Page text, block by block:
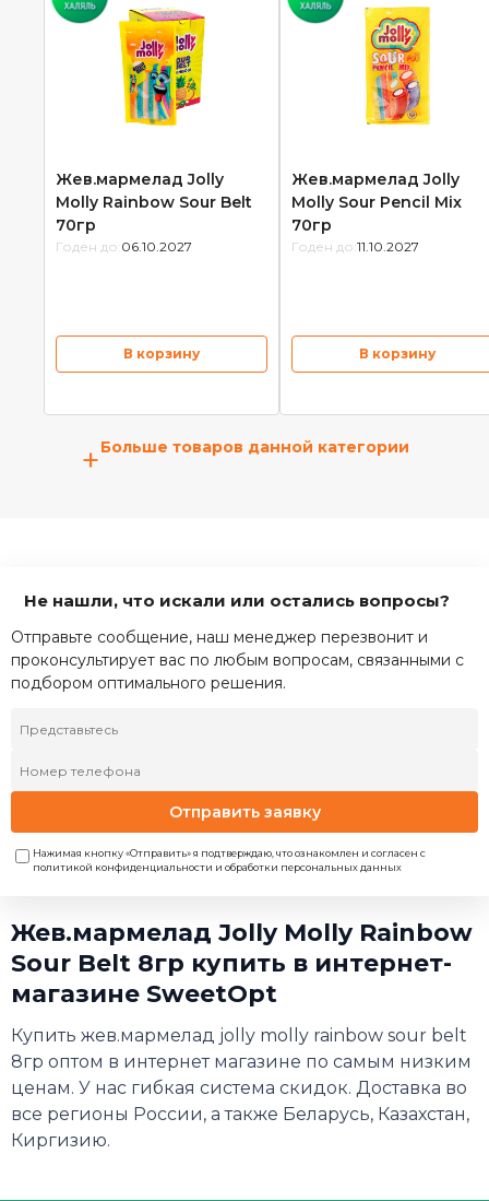
Жев.мармелад Jolly
Molly Rainbow Sour Belt
70гр
Годен до: 06.10.2027
В корзину
Жев.мармелад Jolly
Molly Sour Pencil Mix
70гр
Годен до: 11.10.2027
В корзину
+Больше товаров данной категории
Не нашли, что искали или остались вопросы?
Отправьте сообщение, наш менеджер перезвонит и
проконсультирует вас по любым вопросам, связанными с
подбором оптимального решения.
Отправить заявку
Нажимая кнопку «Отправить» я подтверждаю, что ознакомлен и согласен с
политикой конфиденциальности и обработки персональных данных
Жев.мармелад Jolly Molly Rainbow
Sour Belt 8гр купить в интернет-
магазине SweetOpt
Купить жев.мармелад jolly molly rainbow sour belt
8гр оптом в интернет магазине по самым низким
ценам. У нас гибкая система скидок. Доставка во
все регионы России, а также Беларусь, Казахстан,
Киргизию.